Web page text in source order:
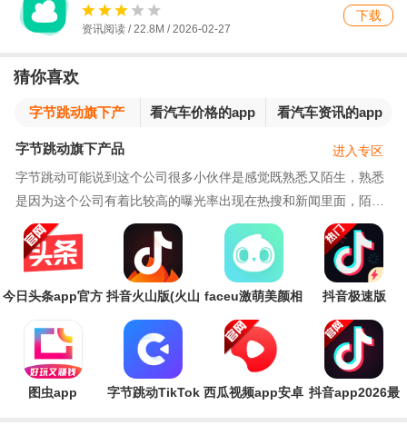
资讯阅读 / 22.8M / 2026-02-27
下载
猜你喜欢
字节跳动旗下产
品
看汽车价格的app 看汽车资讯的app
字节跳动旗下产品
字节跳动可能说到这个公司很多小伙伴是感觉既熟悉又陌生，熟悉
是因为这个公司有着比较高的曝光率出现在热搜和新闻里面，陌生
是自己对于这个公司做什么产品完全不了解。其实
进入专区
今日头条app官方 抖音火山版(火山 faceu激萌美颜相
抖音极速版
图虫app
字节跳动TikTok 西瓜视频app安卓 抖音app2026最